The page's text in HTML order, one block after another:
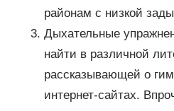
районам с низкой
Дыхательные
найти в различной
рассказывающей о
интернет-сайтах.